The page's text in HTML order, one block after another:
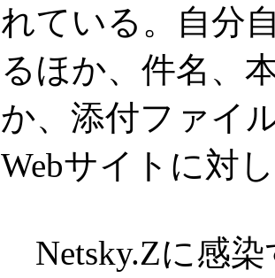
れている。自分
るほか、件名、
か、添付ファイ
Webサイトに対
Netsky.Zに感染